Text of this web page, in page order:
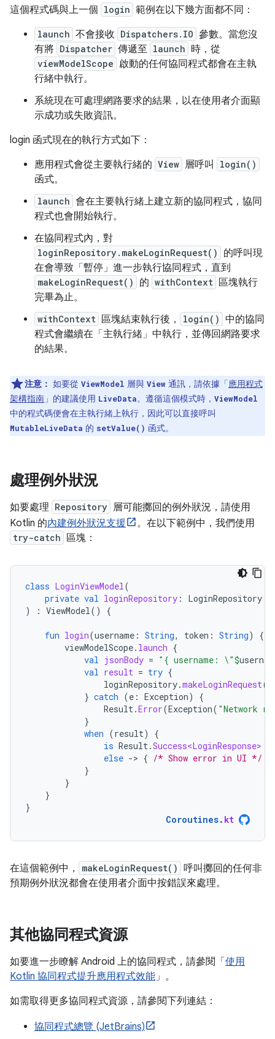
這個程式碼與上一個 login 範例在以下幾方面都不同：
launch 不會接收 Dispatchers.IO 參數。當您沒
有將 Dispatcher 傳遞至 launch 時，從
viewModelScope 啟動的任何協同程式都會在主執
行緒中執行。
系統現在可處理網路要求的結果，以在使用者介面顯
示成功或失敗資訊。
login 函式現在的執行方式如下：
應用程式會從主要執行緒的 View 層呼叫 login()
函式。
launch 會在主要執行緒上建立新的協同程式，協同
程式也會開始執行。
在協同程式內，對
loginRepository.makeLoginRequest()
的呼叫現
在會導致「暫停」 進一步執行協同程式，直到
makeLoginRequest() 的 withContext 區塊執行
完畢為止。
withContext 區塊結束執行後， login() 中的協同
程式會繼續在「主執行緒」 中執行，並傳回網路要求
的結果。
注意： 如要從 ViewModel 層與 View 通訊，請依據「應用程式
架構指南 」的建議使用 LiveData。遵循這個模式時， ViewModel
中的程式碼便會在主執行緒上執行，因此可以直接呼叫
MutableLiveData 的 setValue() 函式。
處理例外狀況
如要處理 Repository 層可能擲回的例外狀況，請使用
Kotlin 的內建例外狀況支援 。在以下範例中，我們使用
try-catch 區塊：
class LoginViewModel(
private val loginRepository :
LoginRepository
)
: ViewModel() {
fun login(username : String, token : String)
{
viewModelScope. launch {
val jsonBody = "{ username: \"$
val result = try {
loginRepository.makeLoginRequest(
} catch (e : Exception)
{
Result.Error(Exception( "Network
}
when (result)
{
is Result.Success<LoginResponse>
else -> { /* Show error in UI */
}
}
}
}
Coroutines. kt
在這個範例中， makeLoginRequest() 呼叫擲回的任何非
預期例外狀況都會在使用者介面中按錯誤來處理。
其他協同程式資源
如要進一步瞭解 Android 上的協同程式，請參閱「 使用
Kotlin 協同程式提升應用程式效能」。
如需取得更多協同程式資源，請參閱下列連結：
協同程式總覽 (JetBrains)